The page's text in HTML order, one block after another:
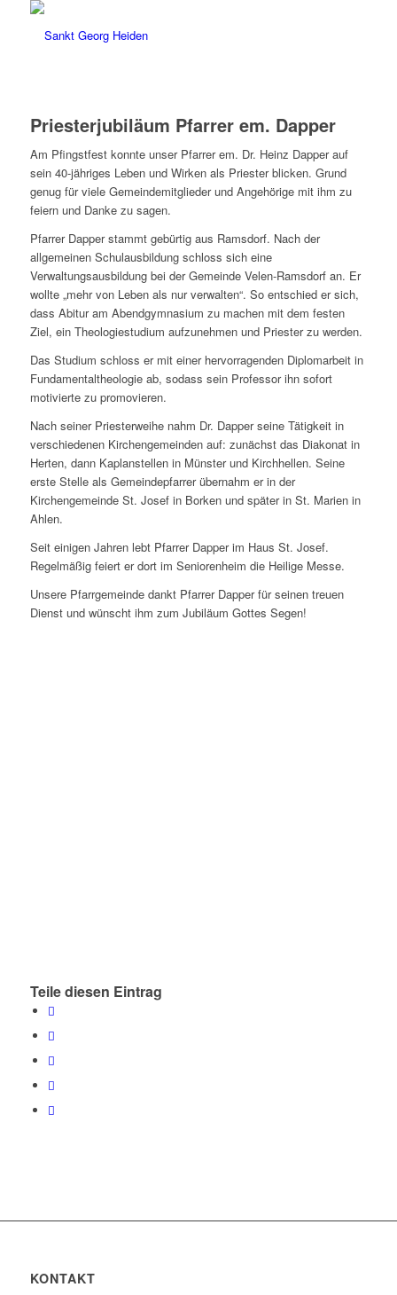
Priesterjubiläum Pfarrer em. Dapper
Am Pfingstfest konnte unser Pfarrer em. Dr. Heinz Dapper auf
sein 40-jähriges Leben und Wirken als Priester blicken. Grund
genug für viele Gemeindemitglieder und Angehörige mit ihm zu
feiern und Danke zu sagen.
Pfarrer Dapper stammt gebürtig aus Ramsdorf. Nach der
allgemeinen Schulausbildung schloss sich eine
Verwaltungsausbildung bei der Gemeinde Velen-Ramsdorf an. Er
wollte „mehr von Leben als nur verwalten“. So entschied er sich,
dass Abitur am Abendgymnasium zu machen mit dem festen
Ziel, ein Theologiestudium aufzunehmen und Priester zu werden.
Das Studium schloss er mit einer hervorragenden Diplomarbeit in
Fundamentaltheologie ab, sodass sein Professor ihn sofort
motivierte zu promovieren.
Nach seiner Priesterweihe nahm Dr. Dapper seine Tätigkeit in
verschiedenen Kirchengemeinden auf: zunächst das Diakonat in
Herten, dann Kaplanstellen in Münster und Kirchhellen. Seine
erste Stelle als Gemeindepfarrer übernahm er in der
Kirchengemeinde St. Josef in Borken und später in St. Marien in
Ahlen.
Seit einigen Jahren lebt Pfarrer Dapper im Haus St. Josef.
Regelmäßig feiert er dort im Seniorenheim die Heilige Messe.
Unsere Pfarrgemeinde dankt Pfarrer Dapper für seinen treuen
Dienst und wünscht ihm zum Jubiläum Gottes Segen!
Teile diesen Eintrag
KONTAKT